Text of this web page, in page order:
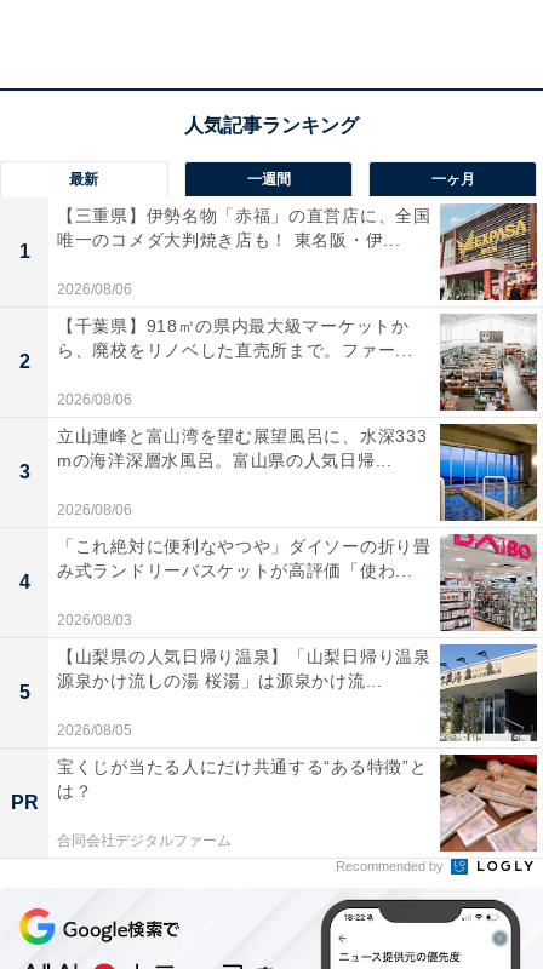
連した説明を、社会ニュースに詳しいファイナンシャル
プランナーの伊藤亮太氏は『
ます。
伊藤氏によると、公職選挙法により禁止されている事項
に、「地位利用による選挙運動の禁止」と「寄付の禁
止」があるとしています。地位利用による選挙運動の禁
止とは、「国又は地方公共団体のすべての公務員はその
地位を利用して選挙運動をしてはならない」というもの
だそうです。
「例えば、市町村長が部下（公務員）に人事権などの影
響力を行使して、選挙運動をさせるといったことはでき
つまり、稲田氏は防衛庁のトップなので、今回の発言が
部下に影響を与えかねないということから同法に抵触し
ているのではないかという意見があるのです。また、そ
れに加えて自衛隊員は自衛隊法により選挙権の行使を除
く政治的行為が制限されていることもあり、発言がより
厳格に見られているようです。
最新 一週間 一ヶ月
1
【三重県】伊勢名物「赤福」の直営店に、全国
唯一のコメダ大判焼き店も！ 東名阪・伊...
2026/08/06
2
【千葉県】918㎡の県内最大級マーケットか
ら、廃校をリノベした直売所まで。ファー...
2026/08/06
3
立山連峰と富山湾を望む展望風呂に、水深333
mの海洋深層水風呂。富山県の人気日帰...
2026/08/06
4
「これ絶対に便利なやつや」ダイソーの折り畳
み式ランドリーバスケットが高評価「使わ...
2026/08/03
5
【山梨県の人気日帰り温泉】「山梨日帰り温泉
源泉かけ流しの湯 桜湯」は源泉かけ流...
2026/08/05
PR
宝くじが当たる人にだけ共通する“ある特徴”と
は？
合同会社デジタルファーム
Recommended by